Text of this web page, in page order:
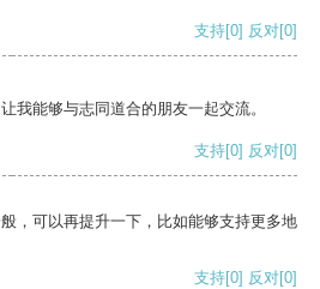
支持[0] 反对[0]
我能够与志同道合的朋友一起交流。
支持[0] 反对[0]
，可以再提升一下，比如能够支持更多地
支持[0] 反对[0]